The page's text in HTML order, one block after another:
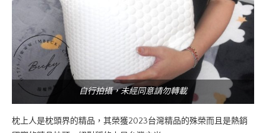
自行拍攝，未經同意請勿轉載
枕上人是枕頭界的精品，其榮獲2023台灣精品的殊榮而且是熱銷